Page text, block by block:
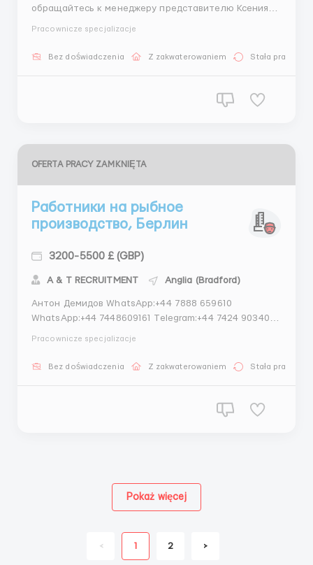
обращайтесь к менеджеру представителю Ксения
Обязанности: • Упаковка и сортировка готовой
Pracownicze specjalizacje
Bez doświadczenia Z zakwaterowaniem Stała praca
OFERTA PRACY ZAMKNIĘTA
Работники на рыбное
производство, Берлин
3200-5500 £ (GBP)
A & T RECRUITMENT Anglia (Bradford)
Антон Демидов WhatsApp:+44 7888 659610
WhatsApp:+44 7448609161 Telegram:+44 7424 903401
трудоспособные : на конвейерную ленту,
Pracownicze specjalizacje
Bez doświadczenia Z zakwaterowaniem Stała praca
< 1 2 >
Pokaż więcej